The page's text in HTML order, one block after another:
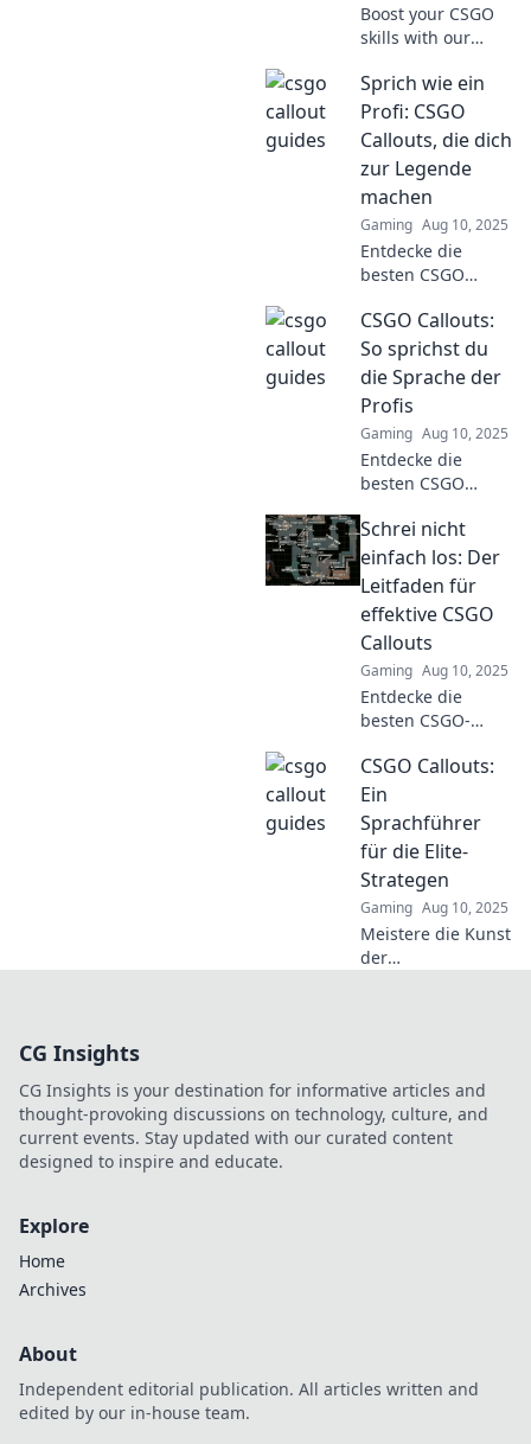
Boost your CSGO
skills with our
guides! Learn pro
tips to
communicate like
a champ and
dominate the
battlefield!
Sprich wie ein
Profi: CSGO
Callouts, die dich
zur Legende
machen
Gaming Aug 10, 2025
Entdecke die
besten CSGO
Spiel auf das
nächste Level
bringen! Werde
zur Legende und
dominiere den
Wettbewerb!
CSGO Callouts:
So sprichst du
die Sprache der
Profis
Gaming Aug 10, 2025
Entdecke die
besten CSGO
sprich wie die
Profis! Hol dir den
Vorteil im Spiel –
und besser
werden!
Schrei nicht
einfach los: Der
Leitfaden für
effektive CSGO
Callouts
Gaming Aug 10, 2025
Entdecke die
besten CSGO-
Verbessere deine
Kommunikation
und werde zum
Meister auf dem
Schlachtfeld mit
unserem
ultimativen
Leitfaden.
CSGO Callouts:
Ein
Sprachführer
für die Elite-
Strategen
Gaming Aug 10, 2025
Meistere die Kunst
der
Überlegenheit und
dominiere das
Spiel!
CG Insights
CG Insights is your destination for informative articles and
thought-provoking discussions on technology, culture, and
current events. Stay updated with our curated content
designed to inspire and educate.
Explore
Home
Archives
About
Independent editorial publication. All articles written and
edited by our in-house team.